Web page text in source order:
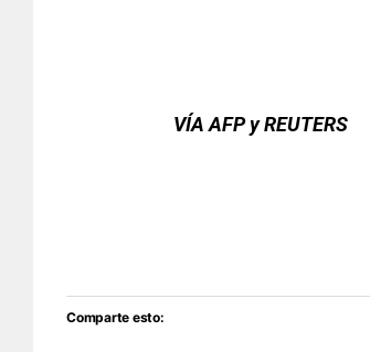
VÍA AFP y REUTERS
Comparte esto: